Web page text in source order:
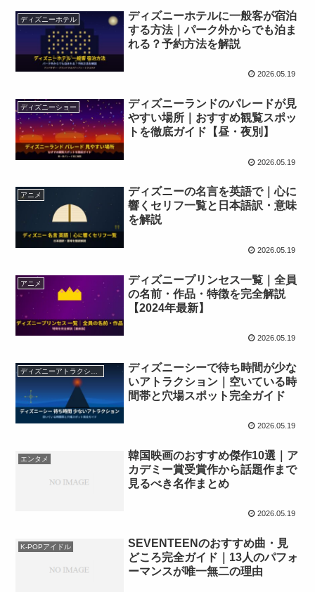
ディズニーホテル
ディズニーホテルに一般客が宿泊
する方法｜パーク外からでも泊ま
れる？予約方法を解説
2026.05.19
ディズニーショー
ディズニーランドのパレードが見
やすい場所｜おすすめ観覧スポッ
トを徹底ガイド【昼・夜別】
2026.05.19
アニメ
ディズニーの名言を英語で｜心に
響くセリフ一覧と日本語訳・意味
を解説
2026.05.19
アニメ
ディズニープリンセス一覧｜全員
の名前・作品・特徴を完全解説
【2024年最新】
2026.05.19
ディズニーシーで待ち時間が少な
いアトラクション｜空いている時
間帯と穴場スポット完全ガイド
2026.05.19
エンタメ
韓国映画のおすすめ傑作10選｜ア
カデミー賞受賞作から話題作まで
見るべき名作まとめ
2026.05.19
K-POPアイドル
SEVENTEENのおすすめ曲・見
どころ完全ガイド｜13人のパフォ
ーマンスが唯一無二の理由